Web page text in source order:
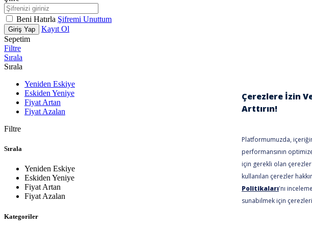
Beni Hatırla Şifremi Unuttum
Giriş Yap
Kayıt Ol
Sepetim
Filtre
Sırala
Sırala
Yeniden Eskiye
Eskiden Yeniye
Fiyat Artan
Fiyat Azalan
Filtre
Sırala
Yeniden Eskiye
Eskiden Yeniye
Fiyat Artan
Fiyat Azalan
Kategoriler